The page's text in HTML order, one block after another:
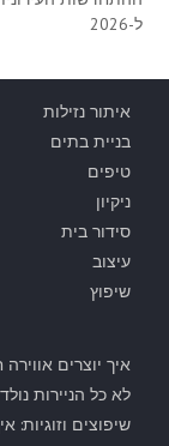
ל-2026
איתור נזילות
בניית בתים
טיפים
ניקיון
סידור בית
עיצוב
שיפוץ
איך יוצרים
לא כל הניירות
שיפוצים